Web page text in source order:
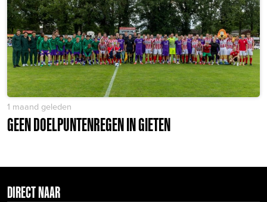
1 maand geleden
GEEN DOELPUNTENREGEN IN GIETEN
DIRECT NAAR